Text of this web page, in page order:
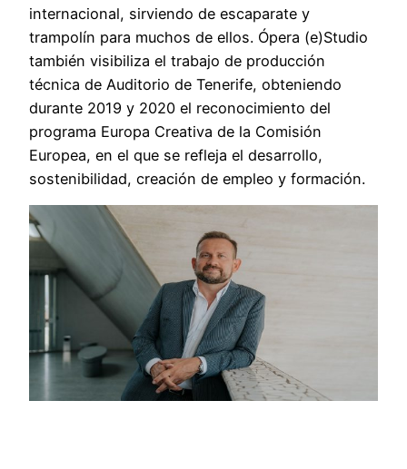
internacional, sirviendo de escaparate y
trampolín para muchos de ellos. Ópera (e)Studio
también visibiliza el trabajo de producción
técnica de Auditorio de Tenerife, obteniendo
durante 2019 y 2020 el reconocimiento del
programa Europa Creativa de la Comisión
Europea, en el que se refleja el desarrollo,
sostenibilidad, creación de empleo y formación.